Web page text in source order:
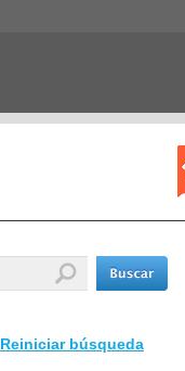
Reiniciar búsqueda